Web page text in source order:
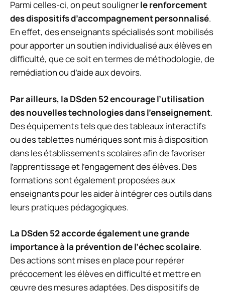
Parmi celles-ci, on peut soulignerle renforcement
des dispositifs d’accompagnement personnalisé.
En effet, des enseignants spécialisés sont mobilisés
pour apporter un soutien individualisé aux élèves en
difficulté, que ce soit en termes de méthodologie, de
remédiation ou d’aide aux devoirs.
Par ailleurs, la DSden 52 encourage l’utilisation
des nouvelles technologies dans l’enseignement.
Des équipements tels que des tableaux interactifs
ou des tablettes numériques sont mis à disposition
dans les établissements scolaires afin de favoriser
l’apprentissage et l’engagement des élèves. Des
formations sont également proposées aux
enseignants pour les aider à intégrer ces outils dans
leurs pratiques pédagogiques.
La DSden 52 accorde également une grande
importance à la prévention de l’échec scolaire.
Des actions sont mises en place pour repérer
précocement les élèves en difficulté et mettre en
œuvre des mesures adaptées. Des dispositifs de